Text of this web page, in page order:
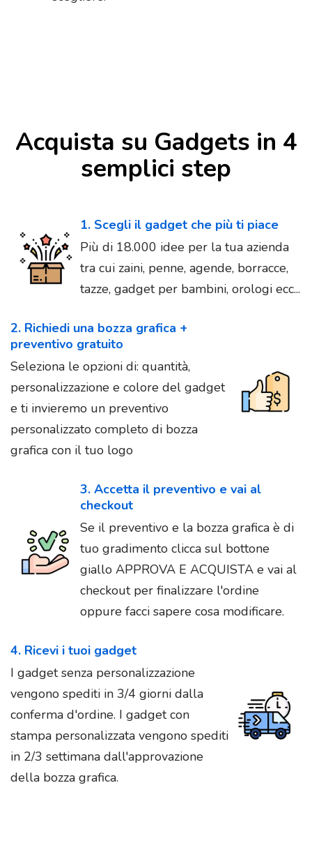
Acquista su Gadgets in 4
semplici step
1. Scegli il gadget che più ti piace
Più di 18.000 idee per la tua azienda
tra cui zaini, penne, agende, borracce,
tazze, gadget per bambini, orologi ecc...
2. Richiedi una bozza grafica +
preventivo gratuito
Seleziona le opzioni di: quantità,
personalizzazione e colore del gadget
e ti invieremo un preventivo
personalizzato completo di bozza
grafica con il tuo logo
3. Accetta il preventivo e vai al
checkout
Se il preventivo e la bozza grafica è di
tuo gradimento clicca sul bottone
giallo APPROVA E ACQUISTA e vai al
checkout per finalizzare l'ordine
oppure facci sapere cosa modificare.
4. Ricevi i tuoi gadget
I gadget senza personalizzazione
vengono spediti in 3/4 giorni dalla
conferma d'ordine. I gadget con
stampa personalizzata vengono spediti
in 2/3 settimana dall'approvazione
della bozza grafica.